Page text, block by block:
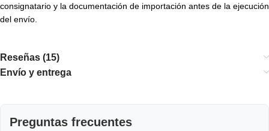
consignatario y la documentación de importación antes de la ejecución
del envío.
Reseñas (15)
Envío y entrega
Preguntas frecuentes